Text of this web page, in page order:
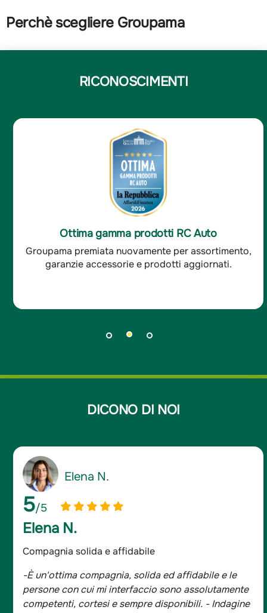
Perchè scegliere Groupama
RICONOSCIMENTI
Ottima soddisfazione clienti RC Auto
Groupama è stata premiata per l'ottima
soddisfazione dei clienti RC auto.
DICONO DI NOI
Giancarlo D.
5/5
Giancarlo D.
Assicurato da oltre 20 anni
-Sono assicurato da oltre 20 anni e mi sono sempre
trovato bene, tutta la famiglia è con Groupama.
- Indagine Doxa*